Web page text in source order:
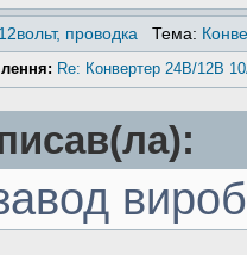
проводка Тема:
Re: Конвертер 24В/12В